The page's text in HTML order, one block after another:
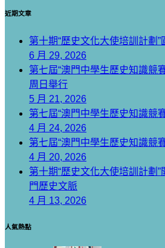
近期文章
第十期“歷史文化大使培訓計劃”
6 月 29, 2026
第七屆“澳門中學生歷史知識競
周日舉行
5 月 21, 2026
第七屆“澳門中學生歷史知識競
4 月 24, 2026
第七屆“澳門中學生歷史知識競
4 月 20, 2026
第十期“歷史文化大使培訓計
門歷史文脈
4 月 13, 2026
人氣熱點